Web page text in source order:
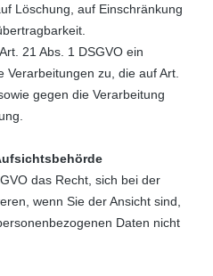
Löschung, auf Einschränkung
21 Abs. 1 DSGVO ein
zu, die auf Art.
gegen die Verarbeitung
das Recht, sich bei der
wenn Sie der Ansicht sind,
Daten nicht